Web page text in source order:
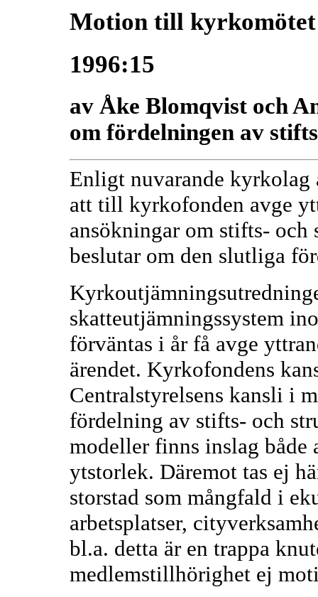
Motion till kyrkomötet
1996:15
av Åke Blomqvist och
om fördelningen av
Enligt nuvarande kyrkolag
att till kyrkofonden avge
ansökningar om stifts-
beslutar om den slutliga
skatteutjämningssystem
förväntas i år få avge
ärendet. Kyrkofondens
Centralstyrelsens kansli i
fördelning av stifts- och
modeller finns inslag
ytstorlek. Däremot tas ej
storstad som mångfald i
arbetsplatser,
bl.a. detta är en trappa
medlemstillhörighet ej